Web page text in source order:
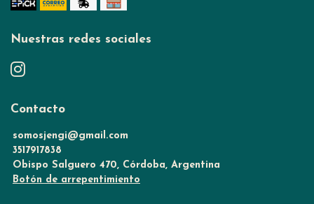
Nuestras redes sociales
Contacto
somosjengi@gmail.com
3517917838
Obispo Salguero 470, Córdoba, Argentina
Botón de arrepentimiento